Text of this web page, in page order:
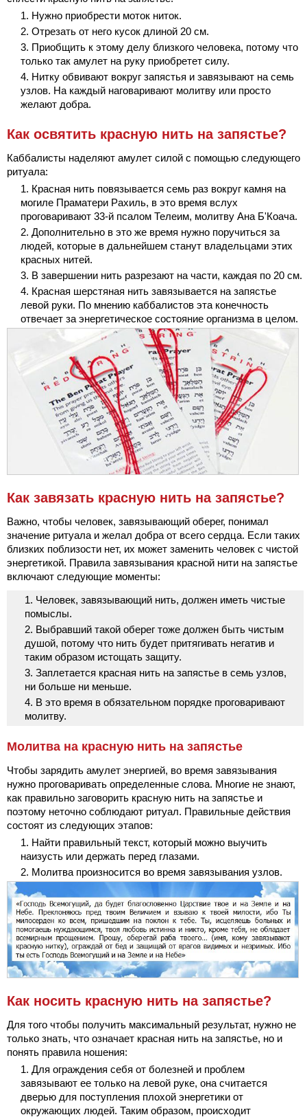
Нужно приобрести моток ниток.
Отрезать от него кусок длиной 20 см.
Приобщить к этому делу близкого человека, потому что
только так амулет на руку приобретет силу.
Нитку обвивают вокруг запястья и завязывают на семь
узлов. На каждый наговаривают молитву или просто
желают добра.
Как освятить красную нить на запястье?
Каббалисты наделяют амулет силой с помощью следующего
ритуала:
Красная нить повязывается семь раз вокруг камня на
могиле Праматери Рахиль, в это время вслух
проговаривают 33-й псалом Телеим, молитву Ана Б'Коача.
Дополнительно в это же время нужно поручиться за
людей, которые в дальнейшем станут владельцами этих
красных нитей.
В завершении нить разрезают на части, каждая по 20 см.
Красная шерстяная нить завязывается на запястье
левой руки. По мнению каббалистов эта конечность
отвечает за энергетическое состояние организма в целом.
Как завязать красную нить на запястье?
Важно, чтобы человек, завязывающий оберег, понимал
значение ритуала и желал добра от всего сердца. Если таких
близких поблизости нет, их может заменить человек с чистой
энергетикой. Правила завязывания красной нити на запястье
включают следующие моменты:
Человек, завязывающий нить, должен иметь чистые
помыслы.
Выбравший такой оберег тоже должен быть чистым
душой, потому что нить будет притягивать негатив и
таким образом истощать защиту.
Заплетается красная нить на запястье в семь узлов,
ни больше ни меньше.
В это время в обязательном порядке проговаривают
молитву.
Молитва на красную нить на запястье
Чтобы зарядить амулет энергией, во время завязывания
нужно проговаривать определенные слова. Многие не знают,
как правильно заговорить красную нить на запястье и
поэтому неточно соблюдают ритуал. Правильные действия
состоят из следующих этапов:
Найти правильный текст, который можно выучить
наизусть или держать перед глазами.
Молитва произносится во время завязывания узлов.
Как носить красную нить на запястье?
Для того чтобы получить максимальный результат, нужно не
только знать, что означает красная нить на запястье, но и
понять правила ношения:
Для ограждения себя от болезней и проблем
завязывают ее только на левой руке, она считается
дверью для поступления плохой энергетики от
окружающих людей. Таким образом, происходит